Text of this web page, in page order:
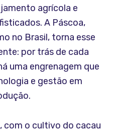
agrícola e
A Páscoa,
no Brasil, torna esse
por trás de cada
uma engrenagem que
e gestão em
com o cultivo do cacau